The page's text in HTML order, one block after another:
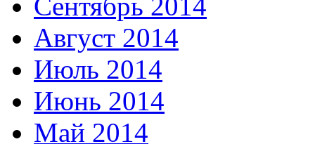
Сентябрь 2014
Август 2014
Июль 2014
Июнь 2014
Май 2014